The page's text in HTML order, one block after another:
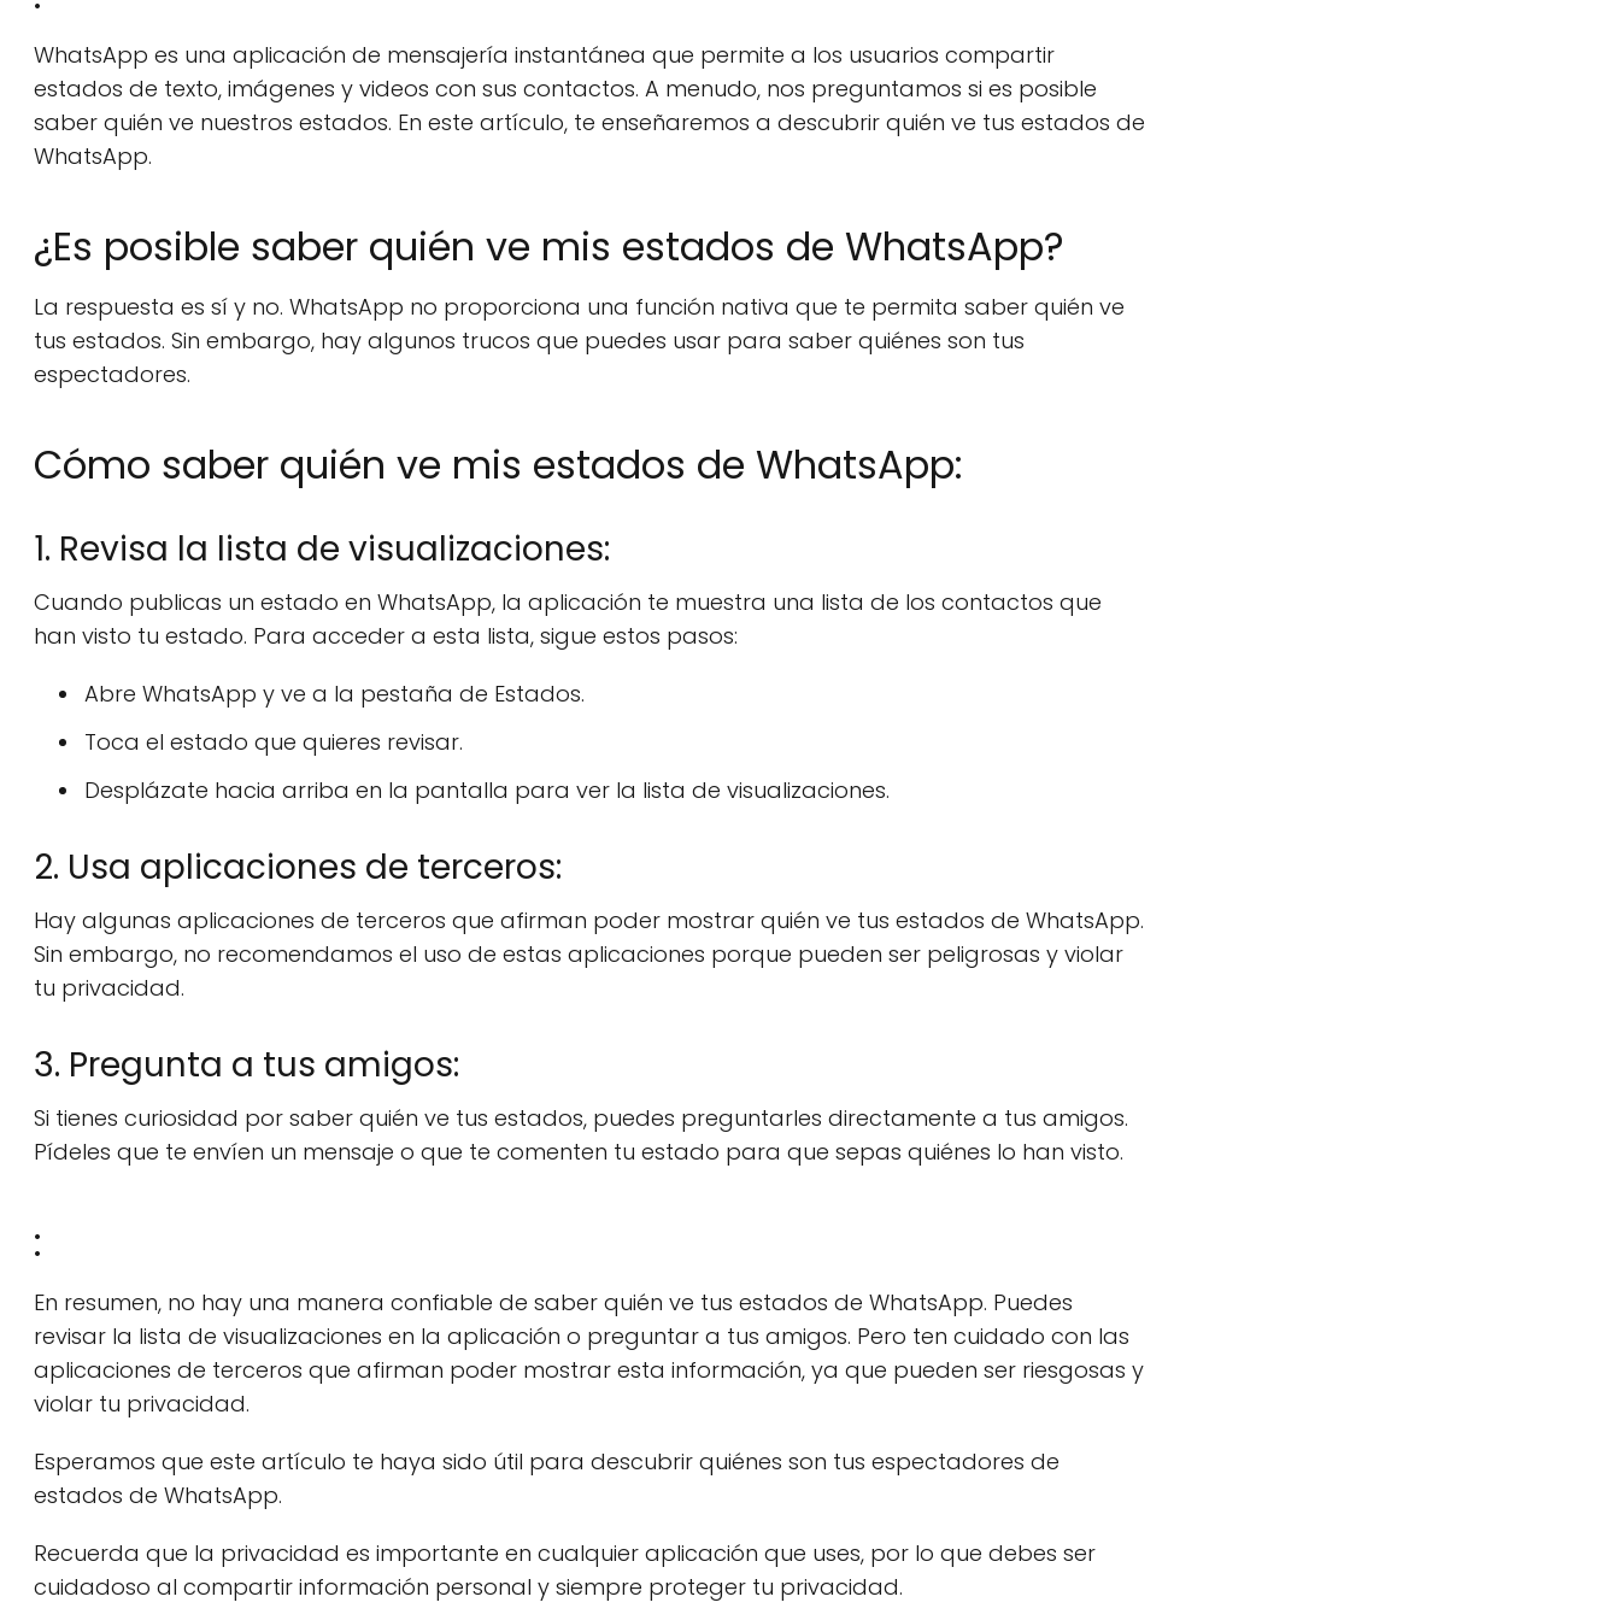
WhatsApp es una aplicación de mensajería instantánea que permite a los usuarios compartir
estados de texto, imágenes y videos con sus contactos. A menudo, nos preguntamos si es posible
saber quién ve nuestros estados. En este artículo, te enseñaremos a descubrir quién ve tus estados de
WhatsApp.
¿Es posible saber quién ve mis estados de WhatsApp?
La respuesta es sí y no. WhatsApp no proporciona una función nativa que te permita saber quién ve
tus estados. Sin embargo, hay algunos trucos que puedes usar para saber quiénes son tus
espectadores.
Cómo saber quién ve mis estados de WhatsApp:
1. Revisa la lista de visualizaciones:
Cuando publicas un estado en WhatsApp, la aplicación te muestra una lista de los contactos que
han visto tu estado. Para acceder a esta lista, sigue estos pasos:
Abre WhatsApp y ve a la pestaña de Estados.
Toca el estado que quieres revisar.
Desplázate hacia arriba en la pantalla para ver la lista de visualizaciones.
2. Usa aplicaciones de terceros:
Hay algunas aplicaciones de terceros que afirman poder mostrar quién ve tus estados de WhatsApp.
Sin embargo, no recomendamos el uso de estas aplicaciones porque pueden ser peligrosas y violar
tu privacidad.
3. Pregunta a tus amigos:
Si tienes curiosidad por saber quién ve tus estados, puedes preguntarles directamente a tus amigos.
Pídeles que te envíen un mensaje o que te comenten tu estado para que sepas quiénes lo han visto.
:
En resumen, no hay una manera confiable de saber quién ve tus estados de WhatsApp. Puedes
revisar la lista de visualizaciones en la aplicación o preguntar a tus amigos. Pero ten cuidado con las
aplicaciones de terceros que afirman poder mostrar esta información, ya que pueden ser riesgosas y
violar tu privacidad.
Esperamos que este artículo te haya sido útil para descubrir quiénes son tus espectadores de
estados de WhatsApp.
Recuerda que la privacidad es importante en cualquier aplicación que uses, por lo que debes ser
cuidadoso al compartir información personal y siempre proteger tu privacidad.